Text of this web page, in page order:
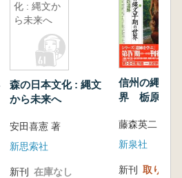
化 : 縄文か
ら未来へ
森の日本文化 : 縄文
から未来へ
安田喜憲 著
新思索社
新刊 在庫なし
信州の縄文
界 栃原岩陰
藤森英二 著
新泉社
新刊 取り寄せ